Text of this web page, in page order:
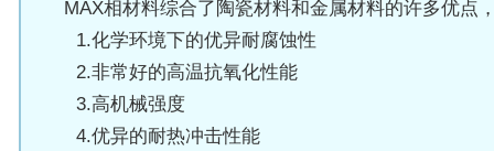
MAX相材料综合了陶瓷材料和金属材料的许多优点
1.化学环境下的优异耐腐蚀性
2.非常好的高温抗氧化性能
3.高机械强度
4.优异的耐热冲击性能